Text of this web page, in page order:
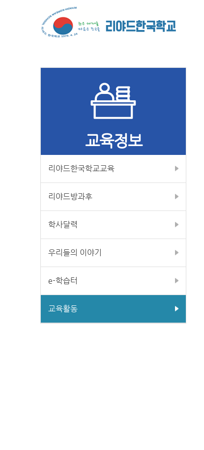
교육정보
리야드한국학교교육
리야드방과후
학사달력
우리들의 이야기
e-학습터
교육활동